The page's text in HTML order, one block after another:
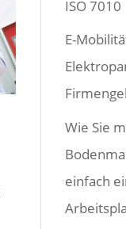
ISO 7010
E-
Wie Sie
einfach